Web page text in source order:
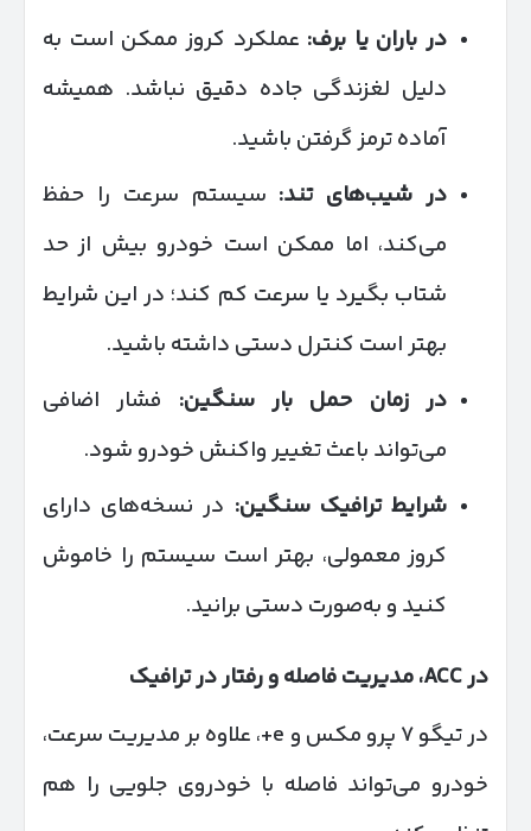
در باران یا برف: عملکرد کروز ممکن است به
دلیل لغزندگی جاده دقیق نباشد. همیشه
آماده ترمز گرفتن باشید.
در شیب‌های تند: سیستم سرعت را حفظ
می‌کند، اما ممکن است خودرو بیش از حد
شتاب بگیرد یا سرعت کم کند؛ در این شرایط
بهتر است کنترل دستی داشته باشید.
در زمان حمل بار سنگین: فشار اضافی
می‌تواند باعث تغییر واکنش خودرو شود.
شرایط ترافیک سنگین: در نسخه‌های دارای
کروز معمولی، بهتر است سیستم را خاموش
کنید و به‌صورت دستی برانید.
در
، مدیریت فاصله و رفتار در ترافیک
در تیگو ۷ پرو مکس و e+، علاوه بر مدیریت سرعت،
خودرو می‌تواند فاصله با خودروی جلویی را هم